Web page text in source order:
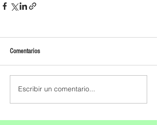
Comentarios
Escribir un comentario...